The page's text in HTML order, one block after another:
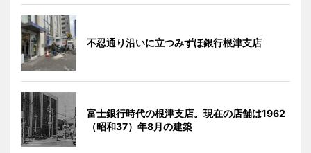
不忍通り沿いに立つみずほ銀行根津支店
富士銀行時代の根津支店。現在の店舗は1962
（昭和37）年8月の建築